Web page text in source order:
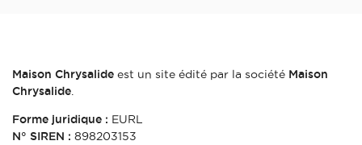
Maison Chrysalide est un site édité par la société Maison
Chrysalide
Forme juridique : EURL
N° SIREN : 898203153